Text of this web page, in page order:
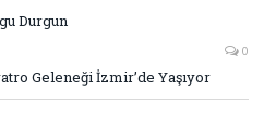
Durgun
0
Geleneği İzmir’de Yaşıyor